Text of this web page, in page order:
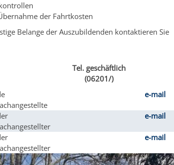
der Fahrtkosten
Belange der Auszubildenden kontaktieren Sie
Tel. geschäftlich
(06201/)
e-mail
e-mail
e-mail